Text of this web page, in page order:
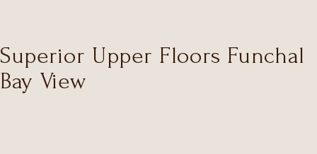
Superior Upper Floors Funchal
Bay View